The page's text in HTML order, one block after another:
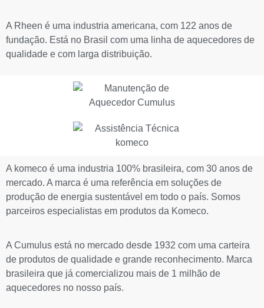
A Rheen é uma industria americana, com 122 anos de
fundação. Está no Brasil com uma linha de aquecedores de
qualidade e com larga distribuição.
A komeco é uma industria 100% brasileira, com 30 anos de
mercado. A marca é uma referência em soluções de
produção de energia sustentável em todo o país. Somos
parceiros especialistas em produtos da Komeco.
A Cumulus está no mercado desde 1932 com uma carteira
de produtos de qualidade e grande reconhecimento. Marca
brasileira que já comercializou mais de 1 milhão de
aquecedores no nosso país.